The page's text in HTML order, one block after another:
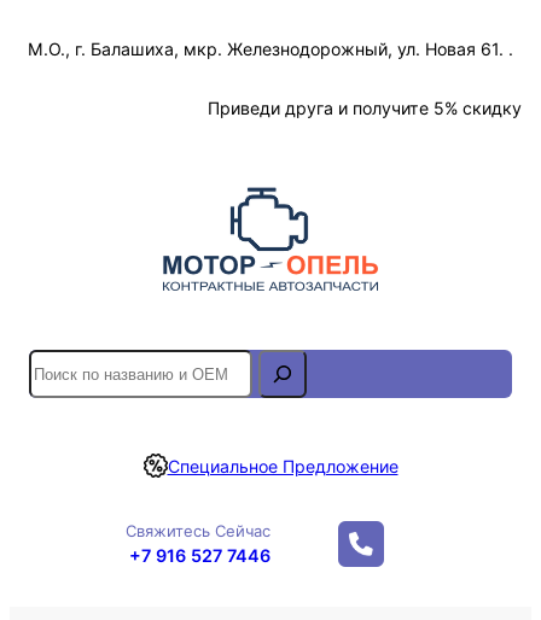
М.О., г. Балашиха, мкр. Железнодорожный, ул. Новая 61. .
Приведи друга и получите 5% скидку
S
e
r
Специальное Предложение
Свяжитесь Сейчас
+7 916 527 7446